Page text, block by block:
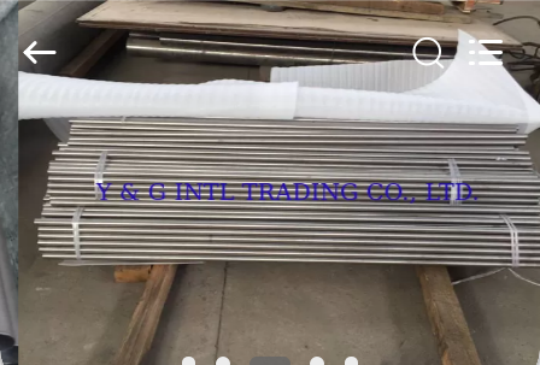
RUMAH
PRODUK
TENTANG
KAMI
G
International
Trading
Company
Limited.
Reserved.